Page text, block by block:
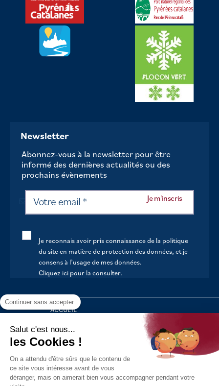
Newsletter
Abonnez-vous à la newsletter pour être
informé des dernières actualités ou des
prochains évènements
Je reconnais avoir pris connaissance de la politique
du site en matière de protection des données, et je
consens à l’usage de mes données.
Cliquez ici pour la consulter.
ACCUEIL
VOTRE MAIRIE
VOTRE QUOTIDIEN
AU FIL DE LA VIE
LOISIRS
Continuer sans accepter
Salut c'est nous...
les Cookies !
On a attendu d'être sûrs que le contenu de
ce site vous intéresse avant de vous
déranger, mais on aimerait bien vous accompagner pendant votre